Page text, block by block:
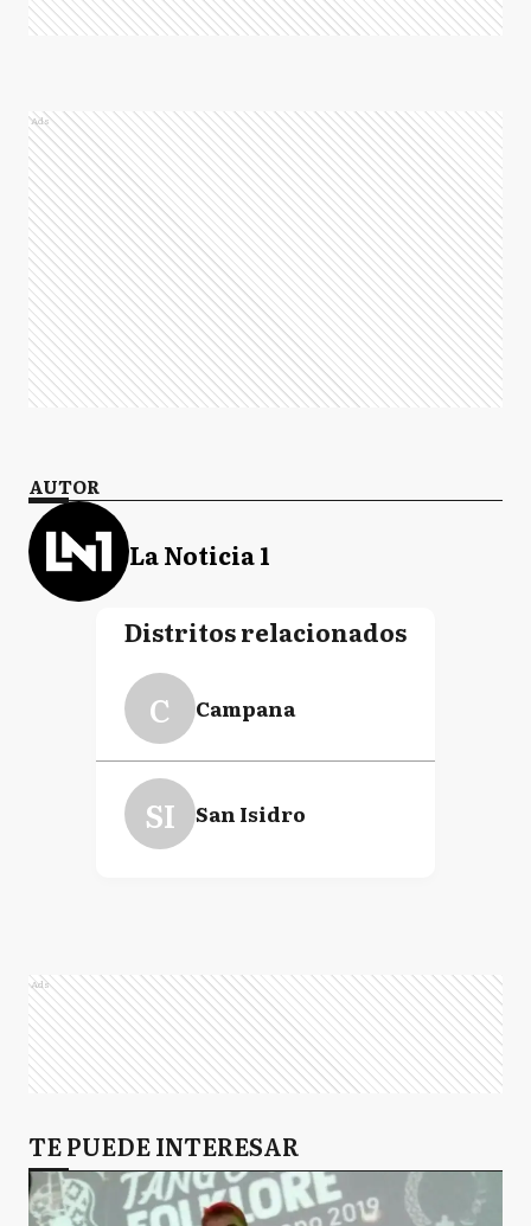
Ads
AUTOR
La Noticia 1
Distritos relacionados
C Campana
SI San Isidro
Ads
TE PUEDE INTERESAR